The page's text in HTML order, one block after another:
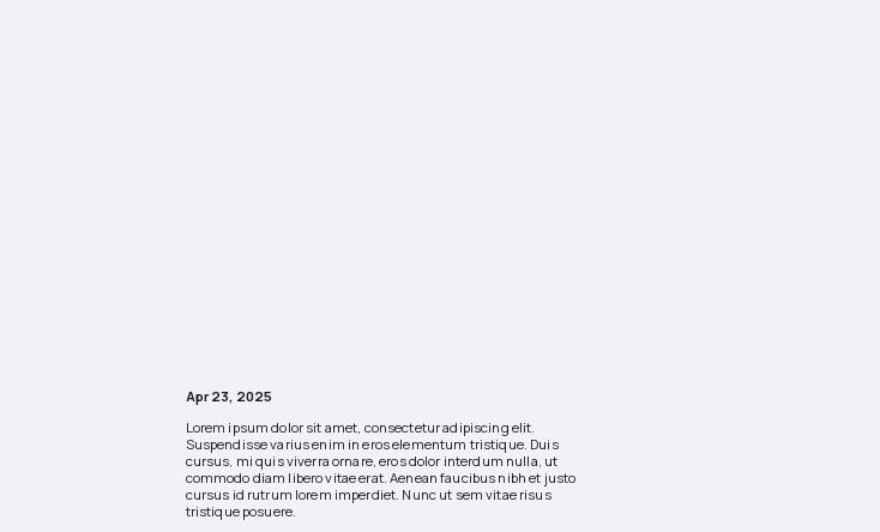
Apr 23, 2025
Lorem ipsum dolor sit amet, consectetur adipiscing elit.
Suspendisse varius enim in eros elementum tristique. Duis
cursus, mi quis viverra ornare, eros dolor interdum nulla, ut
commodo diam libero vitae erat. Aenean faucibus nibh et justo
cursus id rutrum lorem imperdiet. Nunc ut sem vitae risus
tristique posuere.